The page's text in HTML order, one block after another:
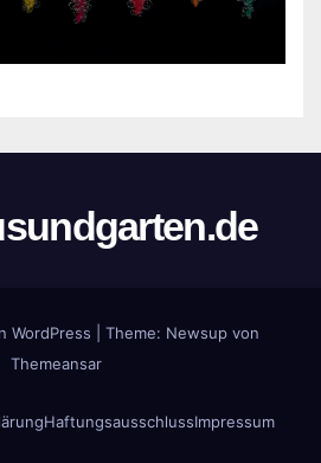
WordPress Theme: Newsup von
Themeansar
HaftungsausschlussImpressum